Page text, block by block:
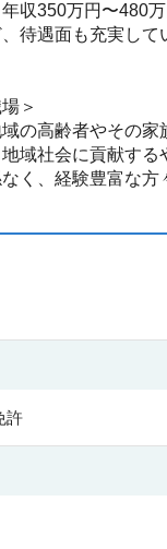
収350万円〜480
待遇面も充実し
＞
の高齢者やその家
域社会に貢献する
く、経験豊富な
許